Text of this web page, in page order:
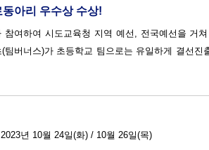
아리 우수상 수상!
여하여 시도교육청 지역 예선, 전국예선을 거
버너스)가 초등학교 팀으로는 유일하게 결선진
고·생각하는 경복가족 사람책읽기 일시 : 2023년 10월 24일(화) / 10월 26일(목)